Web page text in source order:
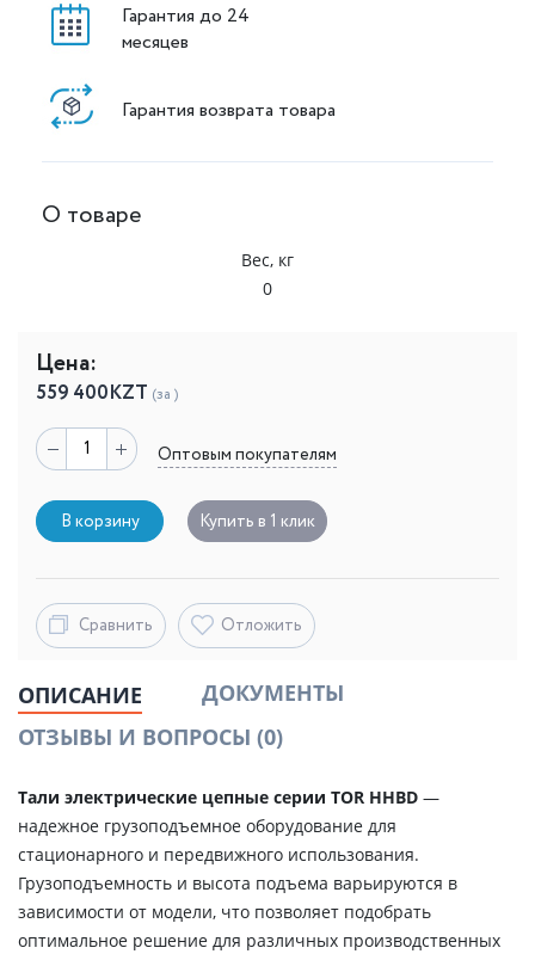
Гарантия до 24
месяцев
Гарантия возврата товара
О товаре
Вес, кг
0
Цена:
559 400KZT (за )
Оптовым покупателям
В корзину Купить в 1 клик
Сравнить Отложить
ОПИСАНИЕ
ДОКУМЕНТЫ
ОТЗЫВЫ И ВОПРОСЫ (0)
Тали электрические цепные серии TOR HHBD —
надежное грузоподъемное оборудование для
стационарного и передвижного использования.
Грузоподъемность и высота подъема варьируются в
зависимости от модели, что позволяет подобрать
оптимальное решение для различных производственных